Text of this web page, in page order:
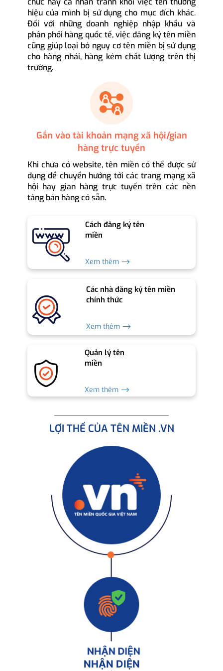
hiệu của mình bị sử dụng cho mục đích khác.
Đối với những doanh nghiệp nhập khẩu và
phân phối hàng quốc tế, việc đăng ký tên miền
cũng giúp loại bỏ nguy cơ tên miền bị sử dụng
cho hàng nhái, hàng kém chất lượng trên thị
trường.
Gắn vào tài khoản mạng xã hội/gian
hàng trực tuyến
Khi chưa có website, tên miền có thể được sử
dụng để chuyển hướng tới các trang mạng xã
hội hay gian hàng trực tuyến trên các nền
tảng bán hàng có sẵn.
Cách đăng ký tên
miền
Xem thêm ⟶
Các nhà đăng ký tên miền
chính thức
Xem thêm ⟶
Quản lý tên
miền
Xem thêm ⟶
LỢI THẾ CỦA TÊN MIỀN .VN
NHẬN DIỆN